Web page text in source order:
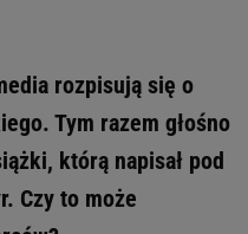
rozpisują się o
Tym razem głośno
którą napisał pod
Czy to może